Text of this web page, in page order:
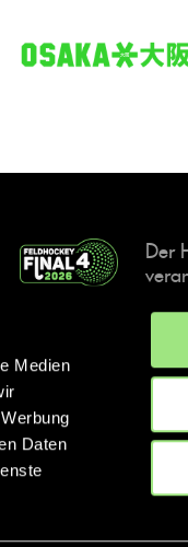
Medien
Daten
Der
IMPRESSUM